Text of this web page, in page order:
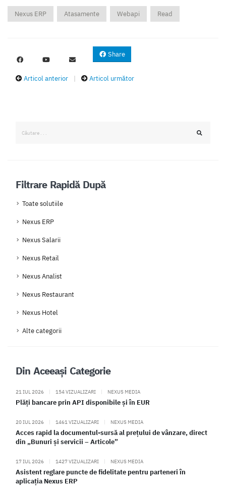
Nexus ERP Atasamente Webapi Read
Share
Articol anterior Articol următor
Filtrare Rapidă După
Toate solutiile
Nexus ERP
Nexus Salarii
Nexus Retail
Nexus Analist
Nexus Restaurant
Nexus Hotel
Alte categorii
Din Aceeași Categorie
21 IUL 2026 | 154 VIZUALIZARI | NEXUS MEDIA
Plăți bancare prin API disponibile și în EUR
20 IUL 2026 | 1461 VIZUALIZARI | NEXUS MEDIA
Acces rapid la documentul-sursă al prețului de vânzare, direct
din „Bunuri și servicii – Articole”
17 IUL 2026 | 1427 VIZUALIZARI | NEXUS MEDIA
Asistent reglare puncte de fidelitate pentru parteneri în
aplicația Nexus ERP